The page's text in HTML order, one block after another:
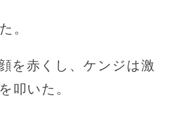
。
を赤くし、ケンジは激
叩いた。